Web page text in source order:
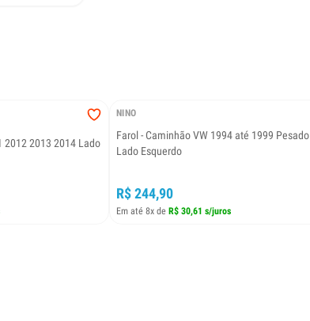
2012 2013 2014 Lado
NINO
Farol - Caminhão VW 1994 até 1999 Pesado
Lado Esquerdo
R$ 244,90
Em até 8x de R$ 30,61 s/juros